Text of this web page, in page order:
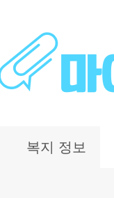
복지 정보